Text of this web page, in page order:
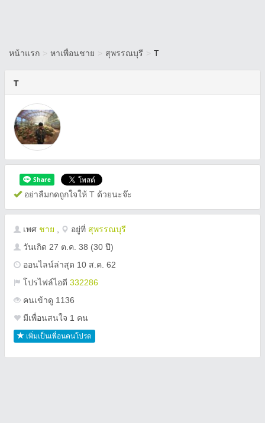
หน้าแรก > หาเพื่อนชาย > สุพรรณบุรี > T
T
อย่าลืมกดถูกใจให้ T ด้วยนะจ๊ะ
เพศ ชาย อยู่ที่ สุพรรณบุรี
วันเกิด 27 ต.ค. 38 (30 ปี)
ออนไลน์ล่าสุด 10 ส.ค. 62
โปรไฟล์ไอดี 332286
คนเข้าดู 1136
มีเพื่อนสนใจ 1 คน
เพิ่มเป็นเพื่อนคนโปรด